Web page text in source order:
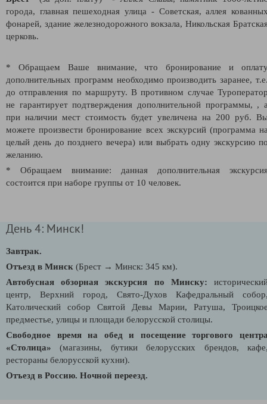
города, главная пешеходная улица - Советская, аллея
фонарей, здание железнодорожного вокзала, Никольская
церковь.
* Обращаем Ваше внимание, что бронирование и
дополнительных программ необходимо производить заранее,
до отправления по маршруту. В противном случае
не гарантирует подтверждения дополнительной программы, ,
при наличии мест стоимость будет увеличена на 200 руб.
можете произвести бронирование всех экскурсий (программа
целый день до позднего вечера) или выбрать одну экскурсию
желанию.
* Обращаем внимание: данная дополнительная
состоится при наборе группы от 10 человек.
День 4: Минск!
Завтрак.
Отъезд в Минск (Брест → Минск: 345 км).
Автобусная обзорная экскурсия по Минску:
центр, Верхний город, Свято-Духов Кафедральный
Католический собор Святой Девы Марии, Ратуша,
предместье, улицы и площади белорусской столицы.
Свободное время на обед и посещение торгового
«Столица»
(магазины, бутики белорусских брендов,
рестораны белорусской кухни).
Отъезд в Россию. Ночной переезд.